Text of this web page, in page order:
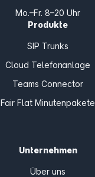
Mo.–Fr. 8–20 Uhr
Produkte
SIP Trunks
Cloud Telefonanlage
Teams Connector
Fair Flat Minutenpakete
Unternehmen
Über uns